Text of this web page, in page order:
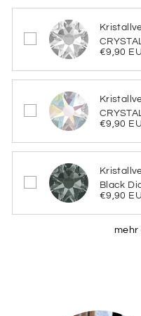
GOLD
Schriftfarbe
Bitte wähle hier die
Schriftfarbe
€9,90
€9,90
Black
€9,90
mehr